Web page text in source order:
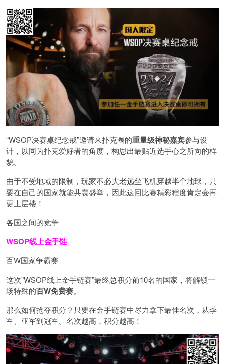
“WSOP决赛桌纪念戒”邀请来扑克圈的重量级神秘嘉宾参与设
计，以同为扑克爱好者的角度，构思出最贴近选手心之所向的样
貌。
由于不受地域的限制，玩家不必大老远坐飞机穿越半个地球，只
要在自己的国家就能共襄盛举，因此这回比赛精彩程度肯定会再
更上层楼！
各国之间的竞争
WSOP线上金手链
百W国家争霸赛
这次”WSOP线上金手链赛”最终总积分前10名的国家，将解锁一
场特殊的百W免费赛。
那么如何抢夺积分？只要在金手链赛中尽力拿下最佳名次，从季
军、亚军到冠军。名次越高，积分越高！